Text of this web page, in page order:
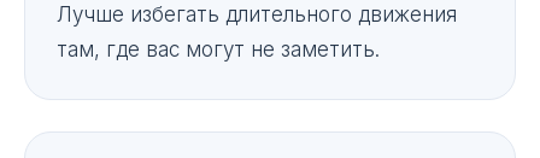
Лучше избегать длительного движения
там, где вас могут не заметить.